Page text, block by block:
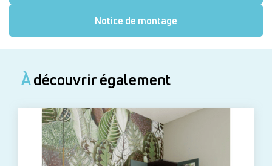
Notice de montage
Àdécouvrir également